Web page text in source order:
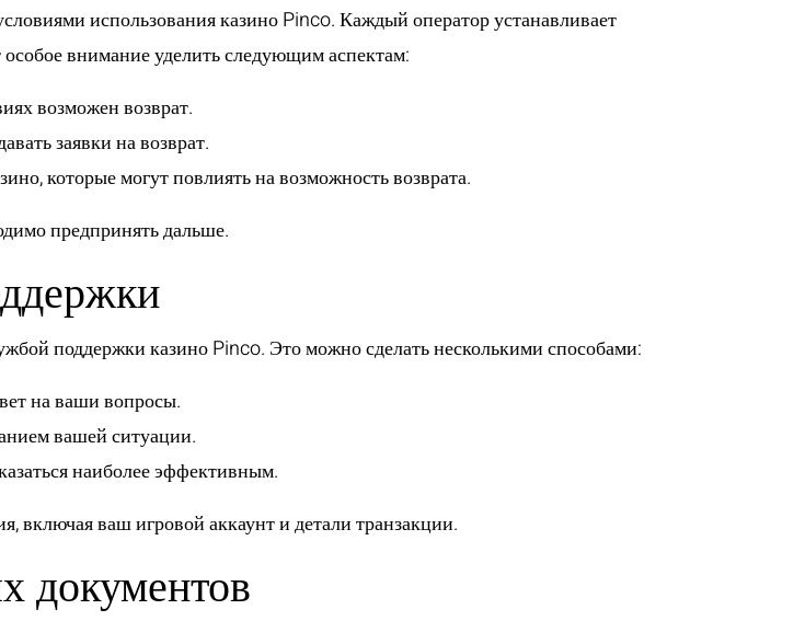
использования казино Pinco. Каждый оператор устанавливает
внимание уделить следующим аспектам:
возможен возврат.
заявки на возврат.
которые могут повлиять на возможность возврата.
предпринять дальше.
поддержки казино Pinco. Это можно сделать несколькими способами:
на ваши вопросы.
вашей ситуации.
наиболее эффективным.
включая ваш игровой аккаунт и детали транзакции.
документов